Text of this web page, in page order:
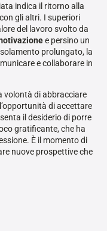
indica il ritorno alla
gli altri. I superiori
del lavoro svolto da
e persino un
prolungato, la
e collaborare in
volontà di abbracciare
di accettare
il desiderio di porre
gratificante, che ha
È il momento di
nuove prospettive che